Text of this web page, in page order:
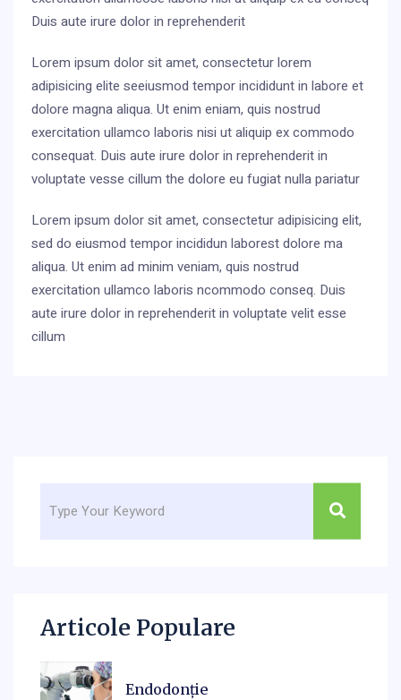
Duis aute irure dolor in reprehenderit
Lorem ipsum dolor sit amet, consectetur lorem
adipisicing elite seeiusmod tempor incididunt in labore et
dolore magna aliqua. Ut enim eniam, quis nostrud
exercitation ullamco laboris nisi ut aliquip ex commodo
consequat. Duis aute irure dolor in reprehenderit in
voluptate vesse cillum the dolore eu fugiat nulla pariatur
Lorem ipsum dolor sit amet, consectetur adipisicing elit,
sed do eiusmod tempor incididun laborest dolore ma
aliqua. Ut enim ad minim veniam, quis nostrud
exercitation ullamco laboris ncommodo conseq. Duis
aute irure dolor in reprehenderit in voluptate velit esse
cillum
Articole Populare
Endodonție